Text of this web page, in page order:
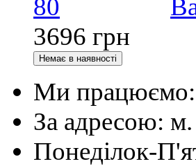
3696 грн
Ми працюємо:
За адресою: м.
Понеділок-